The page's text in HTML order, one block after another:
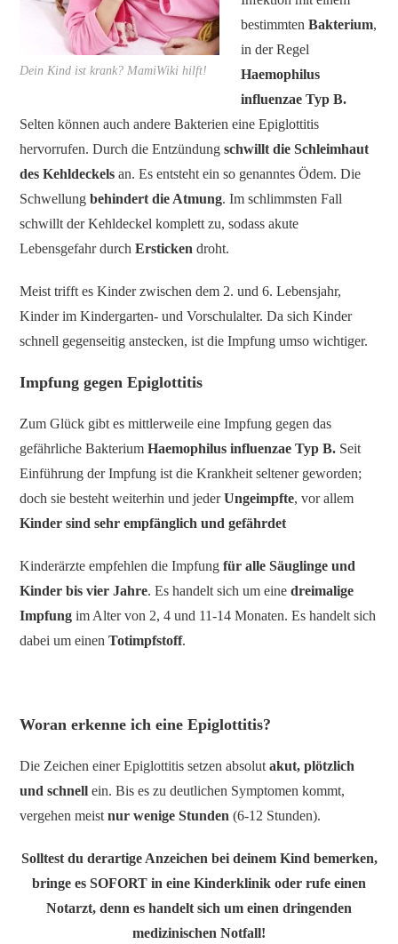
Dein Kind ist krank? MamiWiki hilft!
bestimmtenBakterium,
in der Regel
Haemophilus
influenzae Typ B.
Selten können auch andere Bakterien eine Epiglottitis
hervorrufen. Durch die Entzündungschwillt die Schleimhaut
des Kehldeckels an. Es entsteht ein so genanntes Ödem. Die
Schwellung behindert die Atmung. Im schlimmsten Fall
schwillt der Kehldeckel komplett zu, sodass akute
Lebensgefahr durchErsticken droht.
Meist trifft es Kinder zwischen dem 2. und 6. Lebensjahr,
Kinder im Kindergarten- und Vorschulalter. Da sich Kinder
schnell gegenseitig anstecken, ist die Impfung umso wichtiger.
Impfung gegen Epiglottitis
Zum Glück gibt es mittlerweile eine Impfung gegen das
gefährliche BakteriumHaemophilus influenzae Typ B. Seit
Einführung der Impfung ist die Krankheit seltener geworden;
doch sie besteht weiterhin und jederUngeimpfte, vor allem
Kinder sind sehr empfänglich und gefährdet
Kinderärzte empfehlen die Impfungfür alle Säuglinge und
Kinder bis vier Jahre. Es handelt sich um einedreimalige
Impfung im Alter von 2, 4 und 11-14 Monaten. Es handelt sich
dabei um einenTotimpfstoff.
Woran erkenne ich eine Epiglottitis?
Die Zeichen einer Epiglottitis setzen absolutakut, plötzlich
und schnell ein. Bis es zu deutlichen Symptomen kommt,
vergehen meistnur wenige Stunden (6-12 Stunden).
Solltest du derartige Anzeichen bei deinem Kind bemerken,
bringe es SOFORT in eine Kinderklinik oder rufe einen
Notarzt, denn es handelt sich um einen dringenden
medizinischen Notfall!